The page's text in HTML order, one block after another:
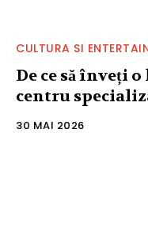
CULTURA SI
De ce să înveți
centru
30 MAI 2026